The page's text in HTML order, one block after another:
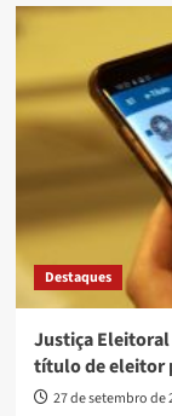
Destaques
Justiça
título de eleitor
27 de setembro de